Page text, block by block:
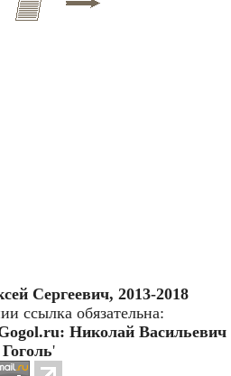
Сергеевич, 2013-2018
ссылка обязательна:
Николай Васильевич
Гоголь'